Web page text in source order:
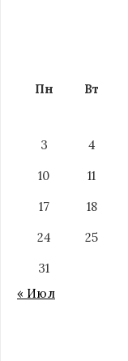
Пн Вт
3
4
10
11
17
18
24
25
31
« Июл